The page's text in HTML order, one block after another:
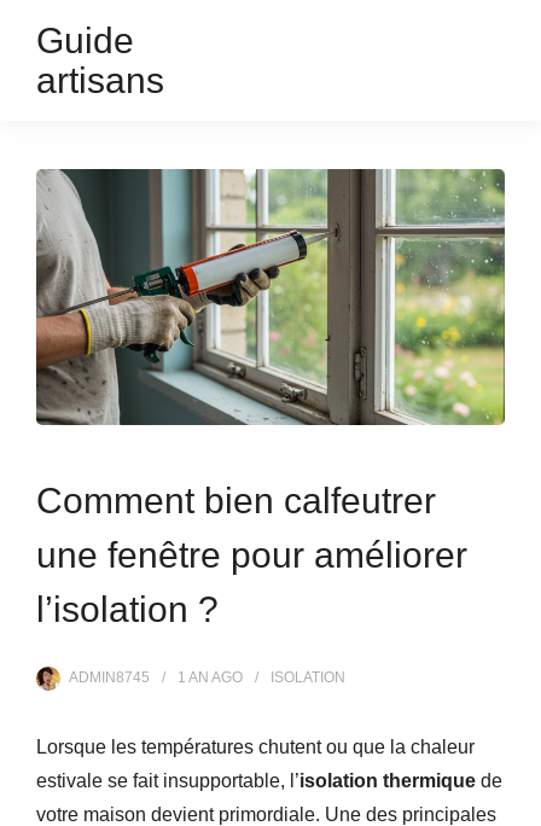
Guide
artisans
Comment bien calfeutrer
une fenêtre pour améliorer
l’isolation ?
ADMIN8745 1 AN AGO ISOLATION
Lorsque les températures chutent ou que la chaleur
estivale se fait insupportable, l’isolation thermique de
votre maison devient primordiale. Une des principales